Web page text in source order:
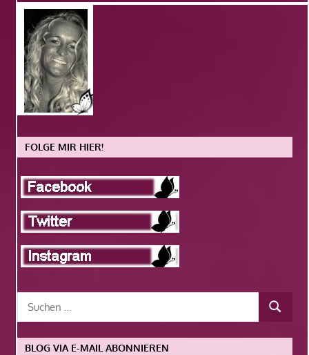
FOLGE MIR HIER!
BLOG VIA E-MAIL ABONNIEREN